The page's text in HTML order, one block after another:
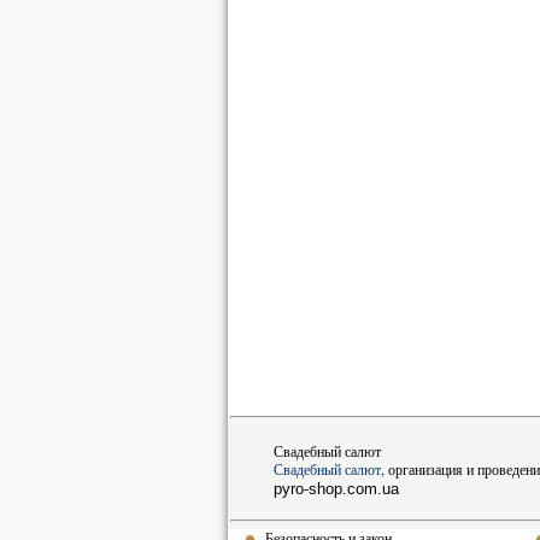
Свадебный салют
Свадебный салют, организация и
pyro-shop.com.ua